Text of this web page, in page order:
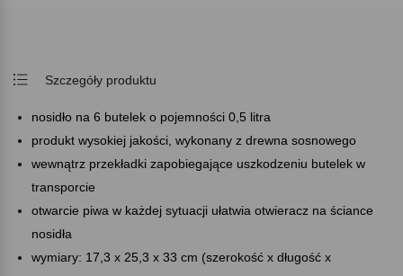
Szczegóły produktu
nosidło na 6 butelek o pojemności 0,5 litra
produkt wysokiej jakości, wykonany z drewna sosnowego
wewnątrz przekładki zapobiegające uszkodzeniu butelek w
transporcie
otwarcie piwa w każdej sytuacji ułatwia otwieracz na ściance
nosidła
wymiary: 17,3 x 25,3 x 33 cm (szerokość x długość x